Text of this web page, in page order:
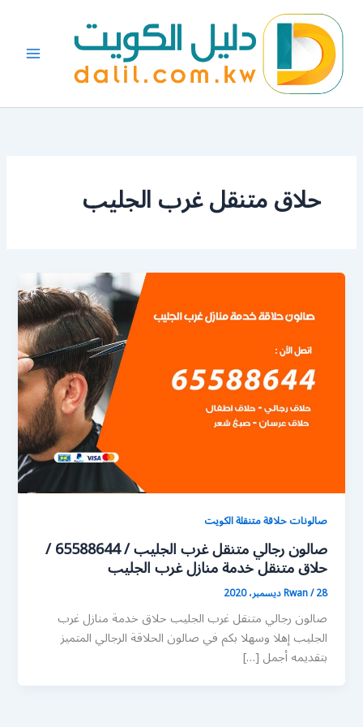
المحتوى
حلاق متنقل غرب الجليب
صالونات حلاقة متنقلة الكويت
صالون رجالي متنقل غرب الجليب / 65588644 /
حلاق متنقل خدمة منازل غرب الجليب
Rwan/28 ديسمبر، 2020
صالون رجالي متنقل غرب الجليب حلاق خدمة منازل غرب
الجليب إهلا وسهلا بكم في صالون الحلاقة الرجالي المتميز
بتقديمه أجمل […]